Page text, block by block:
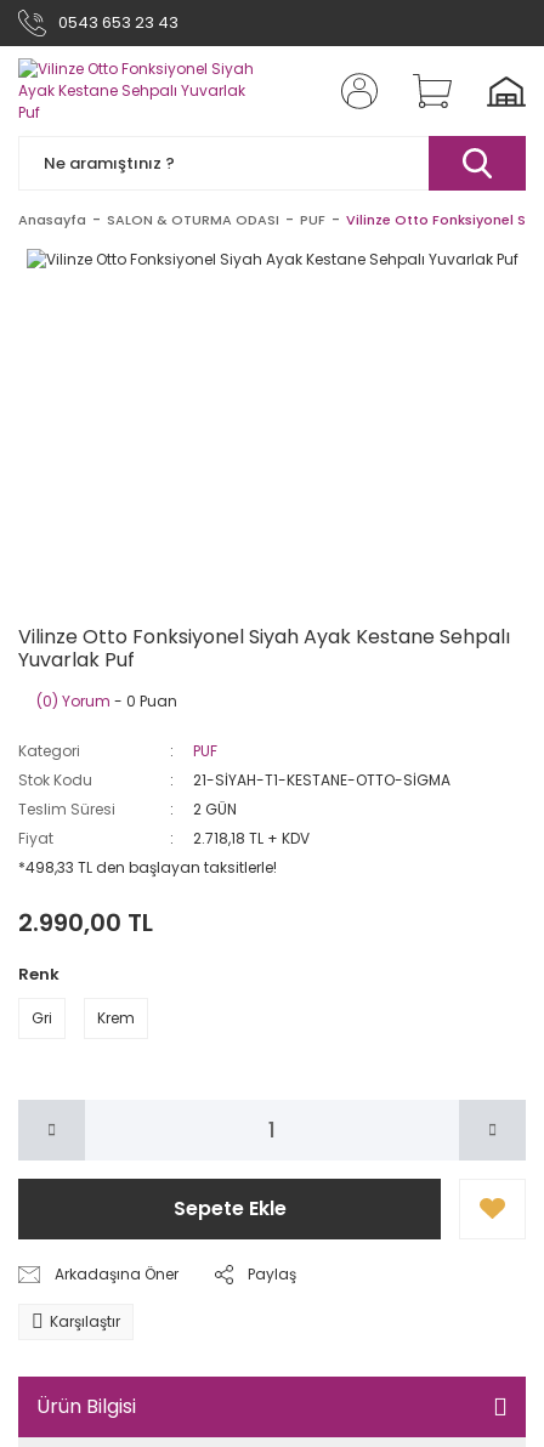
0543 653 23 43
Anasayfa SALON & OTURMA ODASI PUF Vilinze Otto Fonksiyonel
Vilinze Otto Fonksiyonel Siyah Ayak Kestane Sehpalı
Yuvarlak Puf
(0) Yorum - 0 Puan
Kategori
PUF
Stok Kodu
21-SİYAH-T1-KESTANE-OTTO-SİGMA
Teslim Süresi
2 GÜN
Fiyat
2.718,18 TL + KDV
*498,33 TL den başlayan taksitlerle!
2.990,00 TL
Renk
Gri Krem
Sepete Ekle
Arkadaşına Öner Paylaş
Karşılaştır
Ürün Bilgisi